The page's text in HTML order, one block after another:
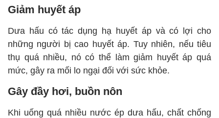
Giảm huyết áp
Dưa hấu có tác dụng hạ huyết áp và có lợi cho
những người bị cao huyết áp. Tuy nhiên, nếu tiêu
thụ quá nhiều, nó có thể làm giảm huyết áp quá
mức, gây ra mối lo ngại đối với sức khỏe.
Gây đầy hơi, buồn nôn
Khi uống quá nhiều nước ép dưa hấu, chất chống